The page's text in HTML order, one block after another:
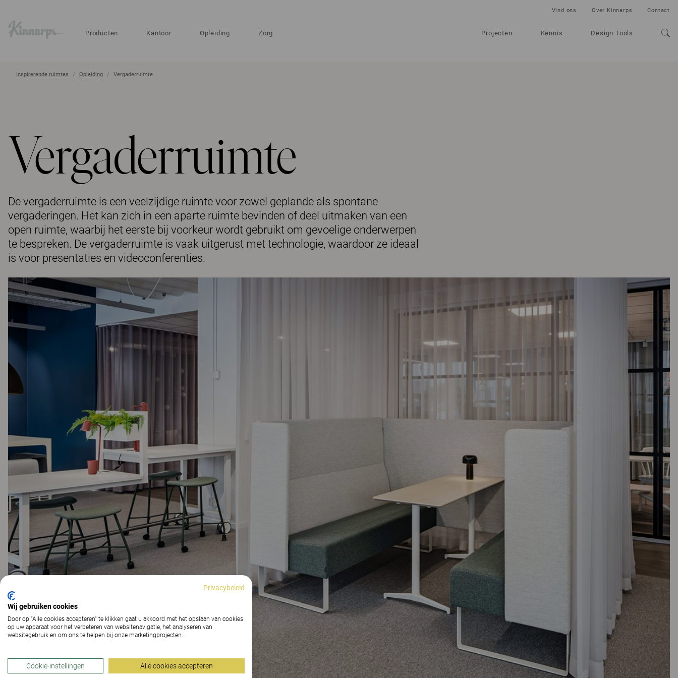
Producten Kantoor Opleiding Zorg Projecten Kennis Design Tools
Vind ons Over Kinnarps Contact
Inspirerende ruimtes Opleiding Vergaderruimte
Vergaderruimte
De vergaderruimte is een veelzijdige ruimte voor zowel geplande als spontane
vergaderingen. Het kan zich in een aparte ruimte bevinden of deel uitmaken van een
open ruimte, waarbij het eerste bij voorkeur wordt gebruikt om gevoelige onderwerpen
te bespreken. De vergaderruimte is vaak uitgerust met technologie, waardoor ze ideaal
is voor presentaties en videoconferenties.
Privacybeleid
Wij gebruiken cookies
Door op “Alle cookies accepteren” te klikken gaat u akkoord met het opslaan van cookies
op uw apparaat voor het verbeteren van websitenavigatie, het analyseren van
websitegebruik en om ons te helpen bij onze marketingprojecten.
Cookie-instellingen Alle cookies accepteren